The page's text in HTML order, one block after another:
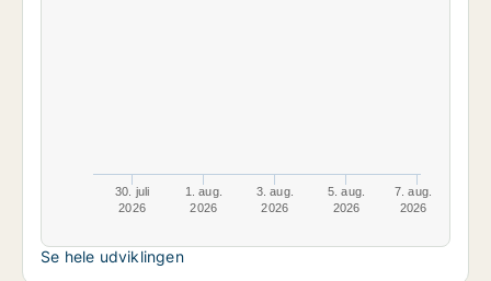
30. juli
2026
1. aug.
2026
3. aug.
2026
5. aug.
2026
7. aug.
2026
Se hele udviklingen